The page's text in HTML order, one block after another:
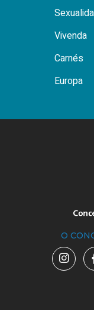
Vivenda
Carnés
Europa
O